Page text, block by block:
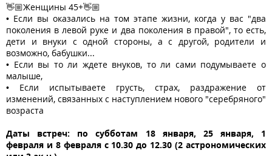
👋🏼Женщины 45+👋🏼
• Если вы оказались на том этапе жизни, когда у вас "два
поколения в левой руке и два поколения в правой", то есть,
дети и внуки с одной стороны, а с другой, родители и
возможно, бабушки...
• Если вы то ли ждете внуков, то ли сами подумываете о
малыше,
• Если испытываете грусть, страх, раздражение от
изменений, связанных с наступлением нового "серебряного"
возраста
Даты встреч: по субботам 18 января, 25 января, 1
февраля и 8 февраля с 10.30 до 12.30 (2 астрономических